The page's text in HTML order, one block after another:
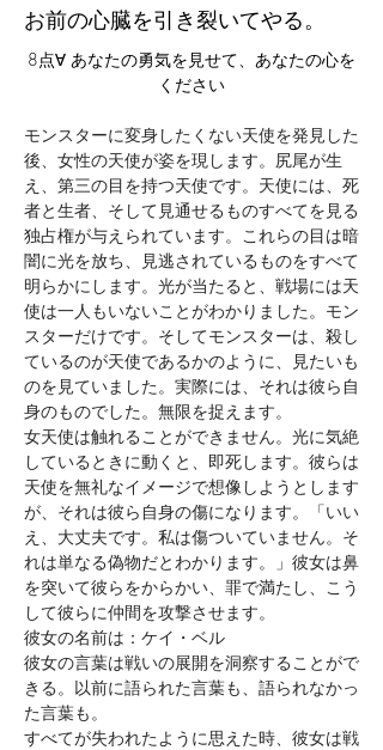
お前の心臓を引き裂いてやる。
8点∀ あなたの勇気を見せて、あなたの心を
ください
モンスターに変身したくない天使を発見した
後、女性の天使が姿を現します。尻尾が生
え、第三の目を持つ天使です。天使には、死
者と生者、そして見通せるものすべてを見る
独占権が与えられています。これらの目は暗
闇に光を放ち、見逃されているものをすべて
明らかにします。光が当たると、戦場には天
使は一人もいないことがわかりました。モン
スターだけです。そしてモンスターは、殺し
ているのが天使であるかのように、見たいも
のを見ていました。実際には、それは彼ら自
身のものでした。無限を捉えます。
女天使は触れることができません。光に気絶
しているときに動くと、即死します。彼らは
天使を無礼なイメージで想像しようとします
が、それは彼ら自身の傷になります。「いい
え、大丈夫です。私は傷ついていません。そ
れは単なる偽物だとわかります。」彼女は鼻
を突いて彼らをからかい、罪で満たし、こう
して彼らに仲間を攻撃させます。
彼女の名前は：ケイ・ベル
彼女の言葉は戦いの展開を洞察することがで
きる。以前に語られた言葉も、語られなかっ
た言葉も。
すべてが失われたように思えた時、彼女は戦